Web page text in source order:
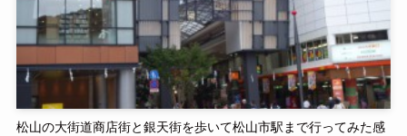
松山の大街道商店街と銀天街を歩いて松山市駅まで行ってみた感